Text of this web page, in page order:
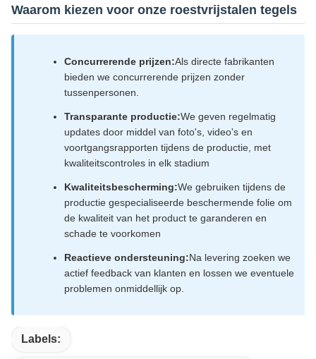
Waarom kiezen voor onze roestvrijstalen tegels
Concurrerende prijzen:Als directe fabrikanten
bieden we concurrerende prijzen zonder
tussenpersonen.
Transparante productie:We geven regelmatig
updates door middel van foto's, video's en
voortgangsrapporten tijdens de productie, met
kwaliteitscontroles in elk stadium
Kwaliteitsbescherming:We gebruiken tijdens de
productie gespecialiseerde beschermende folie om
de kwaliteit van het product te garanderen en
schade te voorkomen
Reactieve ondersteuning:Na levering zoeken we
actief feedback van klanten en lossen we eventuele
problemen onmiddellijk op.
Labels: